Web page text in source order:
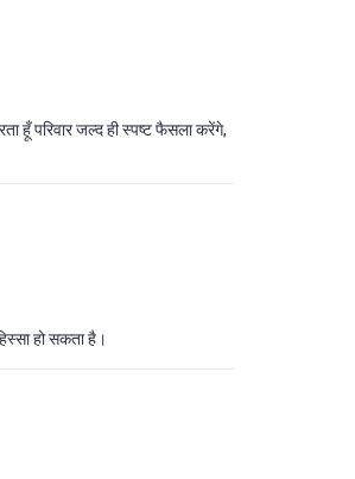
हूँ परिवार जल्द ही स्पष्ट फैसला करेंगे,
हो सकता है।